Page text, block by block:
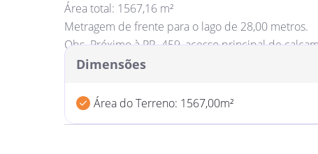
Área total: 1567,16 m²
Metragem de frente para o lago de 28,00 metros.
Obs. Próximo à PR  459, acesso principal de
instalado, cota de poço artesiano.
Dimensões
Área do Terreno: 1567,00m²